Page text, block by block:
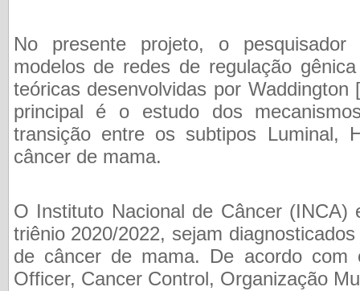
No presente projeto, o pesquisador
modelos de redes de regulação
teóricas desenvolvidas por
principal é o estudo dos
transição entre os subtipos Luminal,
câncer de mama.
O Instituto Nacional de Câncer
triênio 2020/2022, sejam
de câncer de mama. De acordo com
Officer, Cancer Control, Organização